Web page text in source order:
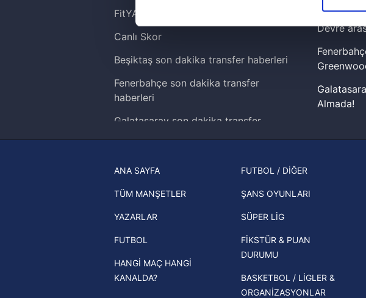
Her halükârda, kullanıcılar, bu çerezlere izin
Sizlere daha iyi bir hizmet sunabilmek için İnternet
çerezler vasıtasıyla çeşitli kişisel verileriniz
amacıyla kullanılmaktadır. Diğer çerezler,
reklam/pazarlama faaliyetlerinin yapılması,
Çerezlere ilişkin tercihlerinizi aşağıda yer alan
6698 sayılı Kişisel Verilerin Korunması Kanunu
mevzuata uygun olarak kullanılan çerezlerle ilgili
FitYAŞA
Canlı Skor
Beşiktaş son dakika transfer haberleri
Fenerbahçe son dakika transfer
haberleri
Galatasaray son dakika transfer
haberleri
Trendyol Süper Lig haberleri
Ziraat Türkiye Kupası haberleri
UEFA Şampiyonlar Ligi haberleri
UEFA Avrupa Ligi haberleri
UEFA Konferans Ligi haberleri
Devre
Almada!
İspanya-
Eleme
ANA SAYFA
TÜM MANŞETLER
YAZARLAR
FUTBOL
HANGİ MAÇ HANGİ
KANALDA?
FUTBOL / DİĞER
ŞANS OYUNLARI
SÜPER LİG
FİKSTÜR & PUAN
DURUMU
BASKETBOL / LİGLER &
ORGANİZASYONLAR